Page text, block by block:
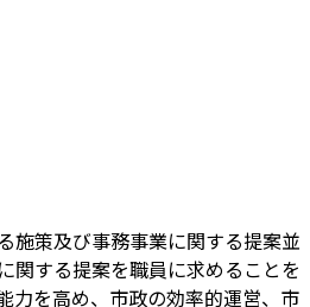
施策及び事務事業に関する提案並
関する提案を職員に求めることを
力を高め、市政の効率的運営、市